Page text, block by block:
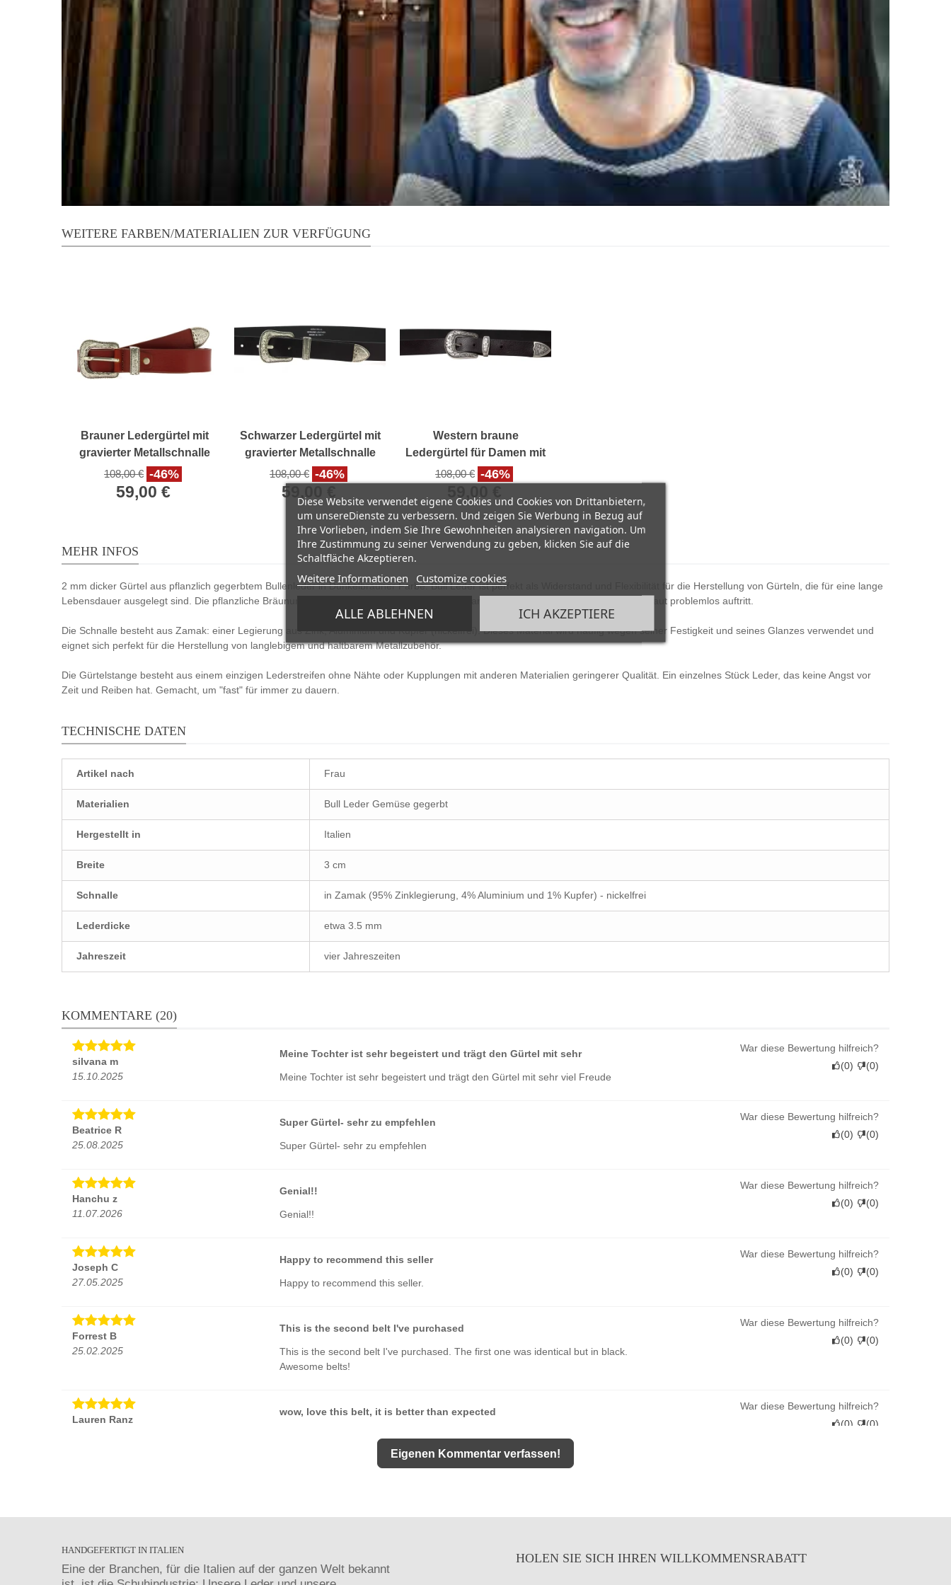
WEITERE FARBEN/MATERIALIEN ZUR VERFÜGUNG
Brauner Ledergürtel mit
gravierter Metallschnalle
und Spitze
108,00 € -46%
59,00 €
Schwarzer Ledergürtel mit
gravierter Metallschnalle
und Spitze
108,00 € -46%
59,00 €
Western braune
Ledergürtel für Damen mit
eingraviertem
Metallschnalle
108,00 € -46%
MEHR INFOS
2 mm dicker Gürtel aus pflanzlich gegerbtem Bullenleder in Dunkelbrauner Farbe. Bull Leder ist perfekt als Widerstand und Flexibilität für die Herstellung von Gürteln, die für eine lange
Lebensdauer ausgelegt sind. Die pflanzliche Bräunung verleiht dem Leder eine natürliche Farbe, die bei Kontakt mit empfindlicher Haut problemlos auftritt.
Die Schnalle besteht aus Zamak: einer Legierung aus Zink, Aluminium und Kupfer (nickelfrei). Dieses Material wird häufig wegen seiner Festigkeit und seines Glanzes verwendet und
eignet sich perfekt für die Herstellung von langlebigem und haltbarem Metallzubehör.
Die Gürtelstange besteht aus einem einzigen Lederstreifen ohne Nähte oder Kupplungen mit anderen Materialien geringerer Qualität. Ein einzelnes Stück Leder, das keine Angst vor
Zeit und Reiben hat. Gemacht, um "fast" für immer zu dauern.
TECHNISCHE DATEN
Artikel nach Frau
Materialien Bull Leder Gemüse gegerbt
Hergestellt in Italien
Breite 3 cm
Schnalle in Zamak (95% Zinklegierung, 4% Aluminium und 1% Kupfer) - nickelfrei
Lederdicke etwa 3.5 mm
Jahreszeit vier Jahreszeiten
KOMMENTARE (20)
silvana m
15.10.2025
Meine Tochter ist sehr begeistert und trägt den Gürtel mit sehr
Meine Tochter ist sehr begeistert und trägt den Gürtel mit sehr viel Freude
War diese Bewertung hilfreich?
(0) (0)
Beatrice R
25.08.2025
Super Gürtel- sehr zu empfehlen
Super Gürtel- sehr zu empfehlen
War diese Bewertung hilfreich?
(0) (0)
Hanchu z
11.07.2026
Genial!!
Genial!!
War diese Bewertung hilfreich?
(0) (0)
Joseph C
27.05.2025
Happy to recommend this seller
Happy to recommend this seller.
War diese Bewertung hilfreich?
(0) (0)
Forrest B
25.02.2025
This is the second belt I've purchased
This is the second belt I've purchased. The first one was identical but in black.
Awesome belts!
War diese Bewertung hilfreich?
(0) (0)
Lauren Ranz
wow, love this belt, it is better than expected
War diese Bewertung hilfreich?
(0) (0)
Sarah L.
05.10.2024
Super good stuff
Eigenen Kommentar verfassen!
HANDGEFERTIGT IN ITALIEN
Eine der Branchen, für die Italien auf der ganzen Welt bekannt
HOLEN SIE SICH IHREN WILLKOMMENSRABATT
Diese Website verwendet eigene Cookies und Cookies von Drittanbietern,
um unsereDienste zu verbessern. Und zeigen Sie Werbung in Bezug auf
Ihre Vorlieben, indem Sie Ihre Gewohnheiten analysieren navigation. Um
Ihre Zustimmung zu seiner Verwendung zu geben, klicken Sie auf die
Schaltfläche Akzeptieren.
Weitere Informationen Customize cookies
ALLE ABLEHNEN ICH AKZEPTIERE